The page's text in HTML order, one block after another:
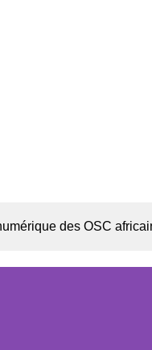
des OSC africaines